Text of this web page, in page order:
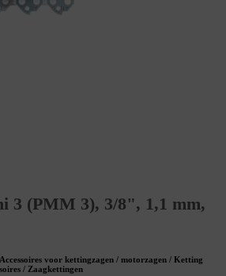
3 (PMM 3), 3/8", 1,1 mm,
voor kettingzagen / motorzagen / Ketting
/ Zaagkettingen